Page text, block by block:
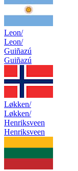
Leon/
Leon/
Guiñazú
Guiñazú
Løkken/
Løkken/
Henriksveen
Henriksveen